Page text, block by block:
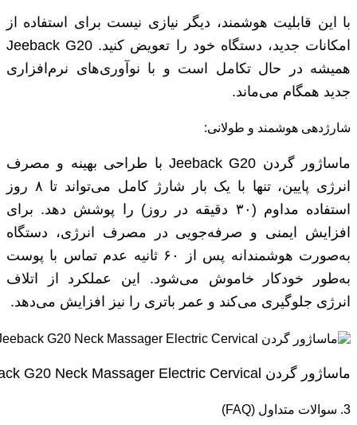
با این قابلیت هوشمند، دیگر نیازی نیست برای استفاده از
امکانات جدید، دستگاه خود را تعویض کنید. Jeeback G20
همیشه در حال تکامل است و با نوآوری‌های نرم‌افزاری
جدید همگام می‌ماند.
شارژدهی هوشمند و طولانی:
ماساژور گردن Jeeback G20 با طراحی بهینه و مصرف
انرژی پایین، تنها با یک ‌بار شارژ کامل می‌تواند تا ۸ روز
استفاده مداوم (۳۰ دقیقه در روز) را پوشش دهد. برای
افزایش ایمنی و صرفه‌جویی در مصرف انرژی، دستگاه
به‌صورت هوشمندانه پس از ۶۰ ثانیه عدم تماس با پوست
به‌طور خودکار خاموش می‌شود. این عملکرد از اتلاف
انرژی جلوگیری می‌کند و عمر باتری را نیز افزایش می‌دهد.
ماساژور گردن Youpin Jeeback G20 Neck Massager Electric Cervical
3. سوالات متداول (FAQ)